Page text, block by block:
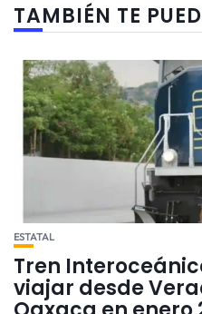
TAMBIÉN TE
ESTATAL
Tren
viajar desde